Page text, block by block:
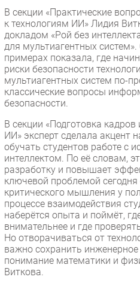
Мероприятия
Проекты
IT класс
Тестовый стенд
Каталог компаний
В секции «Практические
к технологиям ИИ» Лидия
докладом «Рой без
для мультиагентных
примерах показала, где
риски безопасности
мультиагентных систем по-
классические вопросы
безопасности.
В секции «Подготовка
ИИ» эксперт сделала акцент
обучать студентов работе с
интеллектом. По её словам,
разработку и повышает
ключевой проблемой сегодня
критического мышления у
процессе взаимодействия
наберётся опыта и поймёт,
внимательнее и где
Но отворачиваться от
важно сохранить
понимание математики и
Виткова.